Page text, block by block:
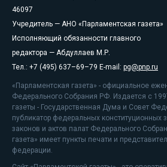
46097
Учредитель — АНО «Парламентская газета»
Исполняющий обязанности главного
редактора — Абдуллаев М.Р.
Тел.: +7 (495) 637–69–79 E-mail: pg@pnp.ru
«Парламентская газета» - официальное
Федерального Собрания РФ. Издается с
газеты - Государственная Дума и Совет
публикатор федеральных конституционных
законов и актов палат Федерального
газета» имеет пункты печати и
федерации.